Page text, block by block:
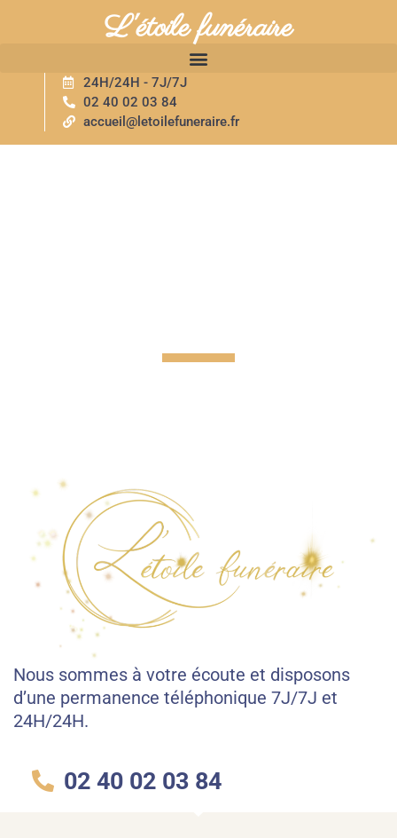
L'étoile funéraire
24H/24H - 7J/7J
02 40 02 03 84
accueil@letoilefuneraire.fr
Nous sommes à votre écoute et disposons
d’une permanence téléphonique 7J/7J et
24H/24H.
02 40 02 03 84